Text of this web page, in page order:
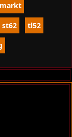
markt
st62 tl52